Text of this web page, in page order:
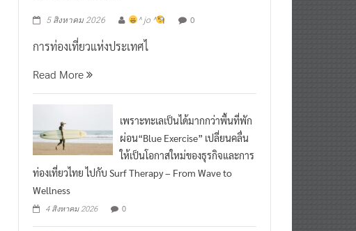
5 สิงหาคม 2026 ^ jo ^ 0
การท่องเที่ยวแห่งประเทศไ
Read More
เพราะทะเลเป็นได้มากกว่าพื้นที่พัก
ผ่อน“Blue Exercise” เปลี่ยนคลื่น
ให้เป็นโอกาสใหม่ของธุรกิจและการ
ท่องเที่ยวไทย ไปกับ Surf Therapy – From Wave to
Wellness
4 สิงหาคม 2026 0